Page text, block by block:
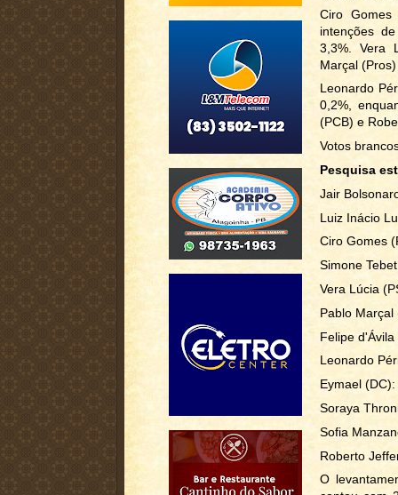
Ciro
intenções
3,3%. Vera
Marçal
Leonardo
0,2%,
(PCB) e
Votos
Pesquisa
Jair
Luiz Inácio
Ciro Gomes
Simone
Vera Lúcia
Pablo Marçal
Felipe
Leonardo
Eymael
Soraya
Sofia
Roberto
O